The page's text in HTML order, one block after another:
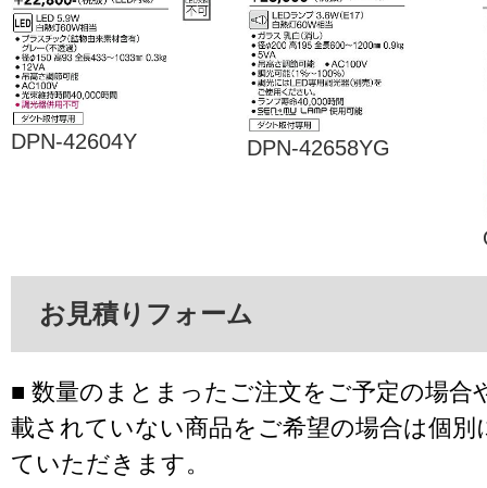
DPN-42604Y DPN-42658YG
お見積りフォーム
■ 数量のまとまったご注文をご予定の場合
載されていない商品をご希望の場合は個別
ていただきます。